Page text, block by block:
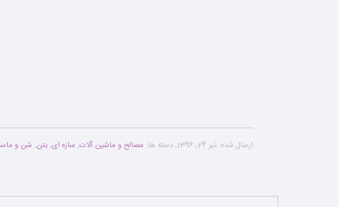
ارسال شده: تیر 24, 1396 , دسته ها: مصالح و ماشین آلات, سازه ای, بتن, شن و